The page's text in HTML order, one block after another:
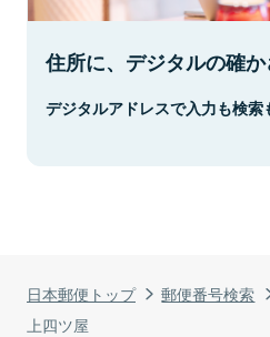
日本郵便トップ 郵便番号検索
上四ツ屋
住所に、デジタルの確か
デジタルアドレスで入力も検索